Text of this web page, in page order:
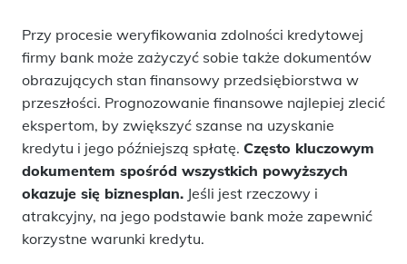
Przy procesie weryfikowania zdolności kredytowej
firmy bank może zażyczyć sobie także dokumentów
obrazujących stan finansowy przedsiębiorstwa w
przeszłości. Prognozowanie finansowe najlepiej zlecić
ekspertom, by zwiększyć szanse na uzyskanie
kredytu i jego późniejszą spłatę. Często kluczowym
dokumentem spośród wszystkich powyższych
okazuje się biznesplan. Jeśli jest rzeczowy i
atrakcyjny, na jego podstawie bank może zapewnić
korzystne warunki kredytu.